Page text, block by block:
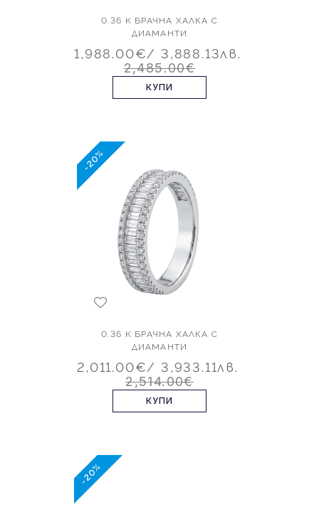
0.36 K БРАЧНА ХАЛКА С
ДИАМАНТИ
1,988.00€/ 3,888.13лв.
2,485.00€
КУПИ
-20%
0.36 K БРАЧНА ХАЛКА С
ДИАМАНТИ
2,011.00€/ 3,933.11лв.
2,514.00€
КУПИ
-20%